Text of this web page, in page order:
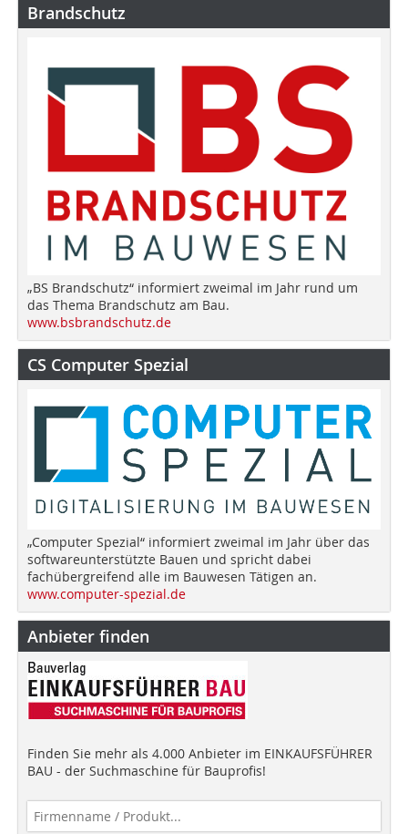
Brandschutz
„BS Brandschutz“ informiert zweimal im Jahr rund um
das Thema Brandschutz am Bau.
www.bsbrandschutz.de
CS Computer Spezial
„Computer Spezial“ informiert zweimal im Jahr über das
softwareunterstützte Bauen und spricht dabei
fachübergreifend alle im Bauwesen Tätigen an.
www.computer-spezial.de
Anbieter finden
Finden Sie mehr als 4.000 Anbieter im EINKAUFSFÜHRER
BAU - der Suchmaschine für Bauprofis!